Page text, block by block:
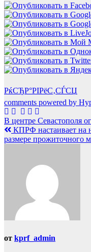
РќСЂР°РІРёС‚СЃСЏ
comments powered by
Навигация
по
В центре Севастополя
КПРФ настаивает на
размере прожиточного
от kprf_admin